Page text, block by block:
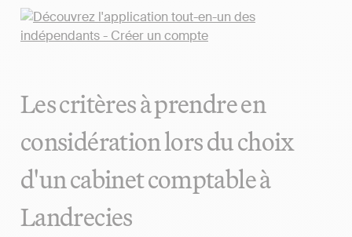
Les critères à prendre en
considération lors du choix
d'un cabinet comptable à
Landrecies